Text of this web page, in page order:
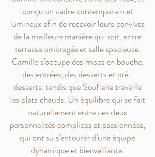
conçu un cadre contemporain et
lumineux afin de recevoir leurs convives
de la meilleure manière qui soit, entre
terrasse ombragée et salle spacieuse.
Camille s’occupe des mises en bouche,
des entrées, des desserts et pré-
desserts, tandis que Soufiane travaille
les plats chauds. Un équilibre qui se fait
naturellement entre ces deux
personnalités complices et passionnées,
qui ont su s’entourer d’une équipe
dynamique et bienveillante.